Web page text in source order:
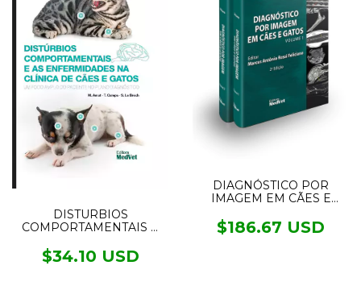
DISTURBIOS
COMPORTAMENTAIS E
CLÍNICA DE CÃES E
GATOS
$34.10 USD
DIAGNÓSTICO POR
IMAGEM EM CÃES E
$186.67 USD